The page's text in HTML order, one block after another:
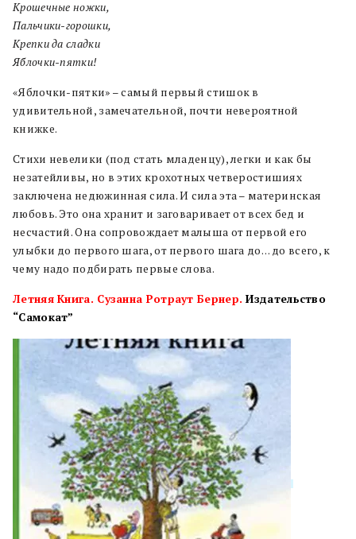
Крошечные ножки,
Пальчики-горошки,
Крепки да сладки
Яблочки-пятки!
«Яблочки-пятки» – самый первый стишок в
удивительной, замечательной, почти невероятной
книжке.
Стихи невелики (под стать младенцу), легки и как бы
незатейливы, но в этих крохотных четверостишиях
заключена недюжинная сила. И сила эта – материнская
любовь. Это она хранит и заговаривает от всех бед и
несчастий. Она сопровождает малыша от первой его
улыбки до первого шага, от первого шага до… до всего, к
чему надо подбирать первые слова.
Летняя Книга. Сузанна Ротраут Бернер.Издательство
“Самокат”